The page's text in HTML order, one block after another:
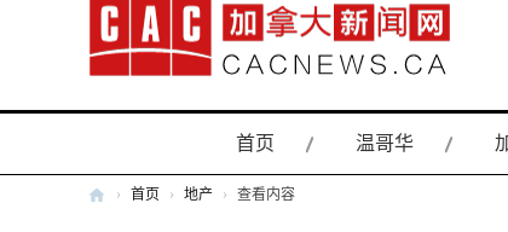
首页 温哥华
› 首页 › 地产 › 查看内容